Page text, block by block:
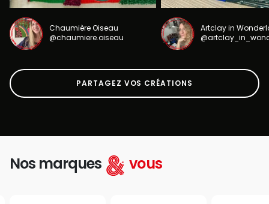
Chaumière Oiseau
@chaumiere.oiseau
Artclay in
PARTAGEZ VOS CRÉATIONS
Nos marques vous